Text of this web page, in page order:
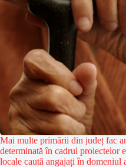
Mai multe primării din județ fac
determinată în cadrul proiectelor
locale caută angajați în domeniul